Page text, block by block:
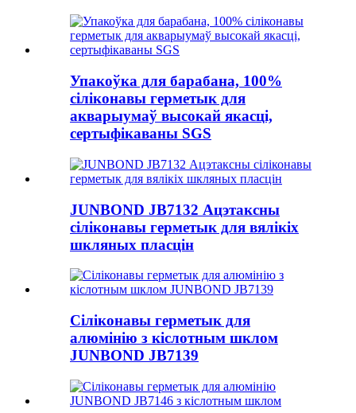
Упакоўка для барабана, 100%
сіліконавы герметык для
акварыумаў высокай якасці,
сертыфікаваны SGS
JUNBOND JB7132 Ацэтаксны
сіліконавы герметык для вялікіх
шкляных пласцін
Сіліконавы герметык для
алюмінію з кіслотным шклом
JUNBOND JB7139